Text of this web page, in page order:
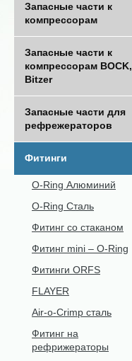
Запасные части к
компрессорам
Запасные части к
компрессорам BOCK,
Bitzer
Запасные части для
рефрежераторов
Фитинги
O-Ring Алюминий
O-Ring Сталь
Фитинг со стаканом
Фитинг mini – O-Ring
Фитинги ORFS
FLAYER
Air-o-Crimp сталь
Фитинг на
рефрижераторы